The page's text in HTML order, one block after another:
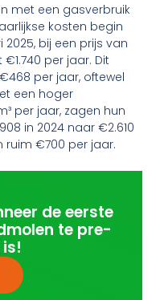
met een gasverbruik
kosten begin
2025, bij een prijs van
per jaar. Dit
per jaar, oftewel
een hoger
per jaar, zagen hun
in 2024 naar €2.610
ruim €700 per jaar.
de eerste
te pre-